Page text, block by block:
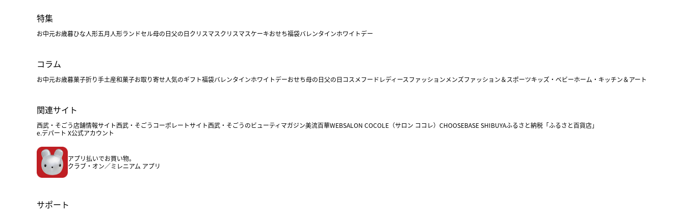
特集
お中元お歳暮ひな人形五月人形ランドセル母の日父の日クリスマスクリスマスケーキおせち福袋バレンタインホワイトデー
コラム
お中元お歳暮菓子折り手土産和菓子お取り寄せ人気のギフト福袋バレンタインホワイトデーおせち母の日父の日 コスメフードレディースファッションメンズファッション＆スポーツキッズ・ベビーホーム・キッチン＆アート
関連サイト
西武・そごう店舗情報サイト西武・そごうコーポレートサイト西武・そごうのビューティマガジン美流百華WEBSALON COCOLE（サロン ココレ） CHOOSEBASE SHIBUYAふるさと納税「ふるさと百貨店」
e.デパート X公式アカウント
アプリ払いでお買い物。
クラブ・オン／ミレニアム アプリ
サポート